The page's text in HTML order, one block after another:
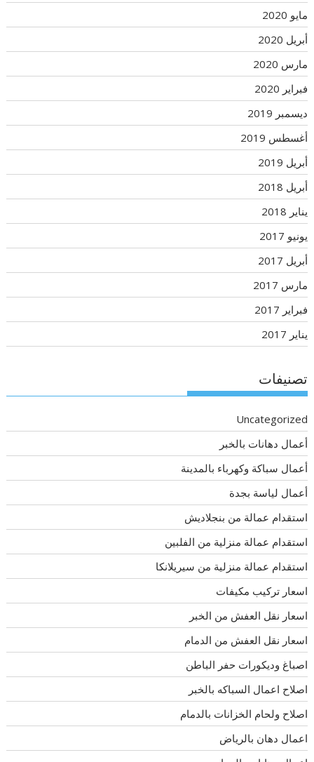
مايو 2020
أبريل 2020
مارس 2020
فبراير 2020
ديسمبر 2019
أغسطس 2019
أبريل 2019
أبريل 2018
يناير 2018
يونيو 2017
أبريل 2017
مارس 2017
فبراير 2017
يناير 2017
تصنيفات
Uncategorized
أعمال دهانات بالخبر
أعمال سباكة وكهرباء بالمدينة
أعمال لياسة بجدة
استقدام عمالة من بنجلاديش
استقدام عمالة منزلية من الفلبين
استقدام عمالة منزلية من سيريلانكا
اسعار تركيب مكيفات
اسعار نقل العفش من الخبر
اسعار نقل العفش من الدمام
اصباغ وديكورات حفر الباطن
اصلاح اعمال السباكه بالخبر
اصلاح ولحام الخزانات بالدمام
اعمال دهان بالرياض